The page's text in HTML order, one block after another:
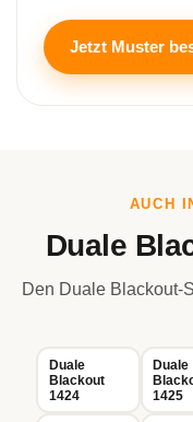
Jetzt Muster
AUCH
Duale
Den Duale Blackout-
Duale
Blackout
1424
Duale
1425